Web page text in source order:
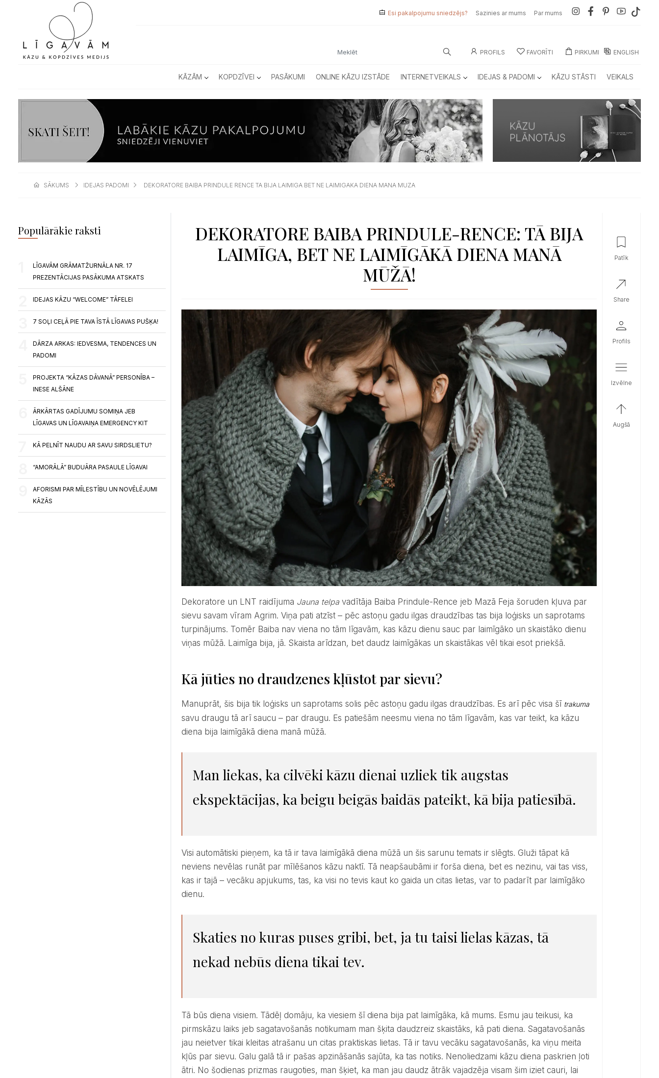
Esi pakalpojumu sniedzējs? Sazinies ar mums Par mums
PROFILS FAVORĪTI PIRKUMI ENGLISH
KĀZĀM KOPDZĪVEI PASĀKUMI ONLINE KĀZU IZSTĀDE INTERNETVEIKALS IDEJAS & PADOMI KĀZU STĀSTI VEIKALS
SĀKUMS IDEJAS PADOMI DEKORATORE BAIBA PRINDULE RENCE TA BIJA LAIMIGA BET NE LAIMIGAKA DIENA MANA MUZA
Populārākie raksti
LĪGAVĀM GRĀMATŽURNĀLA NR. 17
PREZENTĀCIJAS PASĀKUMA ATSKATS
IDEJAS KĀZU “WELCOME” TĀFELEI
7 SOĻI CEĻĀ PIE TAVA ĪSTĀ LĪGAVAS PUŠĶA!
DĀRZA ARKAS: IEDVESMA, TENDENCES UN
PADOMI
PROJEKTA “KĀZAS DĀVANĀ” PERSONĪBA –
INESE ALŠĀNE
ĀRKĀRTAS GADĪJUMU SOMIŅA JEB
LĪGAVAS UN LĪGAVAIŅA EMERGENCY KIT
KĀ PELNĪT NAUDU AR SAVU SIRDSLIETU?
“AMORĀLĀ” BUDUĀRA PASAULE LĪGAVAI
AFORISMI PAR MĪLESTĪBU UN NOVĒLĒJUMI
KĀZĀS
DEKORATORE BAIBA PRINDULE-RENCE: TĀ BIJA
LAIMĪGA, BET NE LAIMĪGĀKĀ DIENA MANĀ
MŪŽĀ!
Dekoratore un LNT raidījuma Jauna telpa vadītāja Baiba Prindule-Rence jeb Mazā Feja šoruden kļuva par
sievu savam vīram Agrim. Viņa pati atzīst – pēc astoņu gadu ilgas draudzības tas bija loģisks un saprotams
turpinājums. Tomēr Baiba nav viena no tām līgavām, kas kāzu dienu sauc par laimīgāko un skaistāko dienu
viņas mūžā. Laimīga bija, jā. Skaista arīdzan, bet daudz laimīgākas un skaistākas vēl tikai esot priekšā.
Kā jūties no draudzenes kļūstot par sievu?
Manuprāt, šis bija tik loģisks un saprotams solis pēc astoņu gadu ilgas draudzības. Es arī pēc visa šī trakuma
savu draugu tā arī saucu – par draugu. Es patiešām neesmu viena no tām līgavām, kas var teikt, ka kāzu
diena bija laimīgākā diena manā mūžā.
Man liekas, ka cilvēki kāzu dienai uzliek tik augstas
ekspektācijas, ka beigu beigās baidās pateikt, kā bija patiesībā.
Visi automātiski pieņem, ka tā ir tava laimīgākā diena mūžā un šis sarunu temats ir slēgts. Gluži tāpat kā
neviens nevēlas runāt par mīlēšanos kāzu naktī. Tā neapšaubāmi ir forša diena, bet es nezinu, vai tas viss,
kas ir tajā – vecāku apjukums, tas, ka visi no tevis kaut ko gaida un citas lietas, var to padarīt par laimīgāko
dienu.
Skaties no kuras puses gribi, bet, ja tu taisi lielas kāzas, tā
nekad nebūs diena tikai tev.
Tā būs diena visiem. Tādēļ domāju, ka viesiem šī diena bija pat laimīgāka, kā mums. Esmu jau teikusi, ka
pirmskāzu laiks jeb sagatavošanās notikumam man šķita daudzreiz skaistāks, kā pati diena. Sagatavošanās
jau neietver tikai kleitas atrašanu un citas praktiskas lietas. Tā ir tavu vecāku sagatavošanās, ka viņu meita
kļūs par sievu. Galu galā tā ir pašas apzināšanās sajūta, ka tas notiks. Nenoliedzami kāzu diena paskrien ļoti
ātri. No šodienas prizmas raugoties, man šķiet, ka man jau daudz ātrāk vajadzēja visam šim iziet cauri, lai
patīk
share
profils
izvēlne
augšā